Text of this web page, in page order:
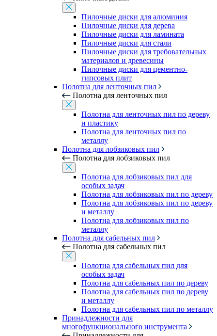
Пилочные диски для алюминия
Пилочные диски для дерева
Пилочные диски для ламината
Пилочные диски для стали
Пилочные диски для требовательных
материалов и древесины
Пилочные диски для цементно-
гипсовых плит
Полотна для ленточных пил
Полотна для ленточных пил
Полотна для ленточных пил по дереву
и пластику
Полотна для ленточных пил по
металлу
Полотна для лобзиковых пил
Полотна для лобзиковых пил
Полотна для лобзиковых пил для
особых задач
Полотна для лобзиковых пил по дереву
Полотна для лобзиковых пил по дереву
и металлу
Полотна для лобзиковых пил по
металлу
Полотна для сабельных пил
Полотна для сабельных пил
Полотна для сабельных пил для
особых задач
Полотна для сабельных пил по дереву
Полотна для сабельных пил по дереву
и металлу
Полотна для сабельных пил по металлу
Принадлежности для
многофункционального инструмента